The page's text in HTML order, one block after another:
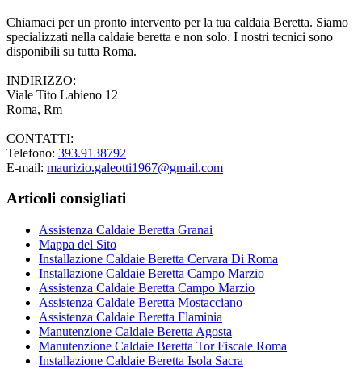
Chiamaci per un pronto intervento per la tua caldaia Beretta. Siamo
specializzati nella caldaie beretta e non solo. I nostri tecnici sono
disponibili su tutta Roma.
INDIRIZZO:
Viale Tito Labieno 12
Roma, Rm
CONTATTI:
Telefono: 393.9138792
E-mail: maurizio.galeotti1967@gmail.com
Articoli consigliati
Assistenza Caldaie Beretta Granai
Mappa del Sito
Installazione Caldaie Beretta Cervara Di Roma
Installazione Caldaie Beretta Campo Marzio
Assistenza Caldaie Beretta Campo Marzio
Assistenza Caldaie Beretta Mostacciano
Assistenza Caldaie Beretta Flaminia
Manutenzione Caldaie Beretta Agosta
Manutenzione Caldaie Beretta Tor Fiscale Roma
Installazione Caldaie Beretta Isola Sacra